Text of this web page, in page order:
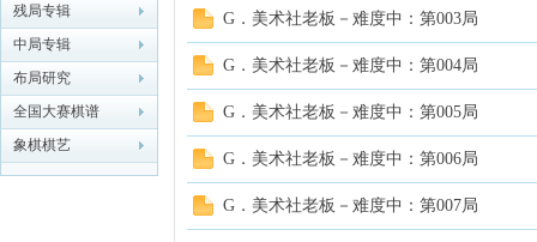
象棋
残局专辑
中局专辑
布局研究
全国大赛棋谱
象棋棋艺
G．美术社老板－难度中：第003局
G．美术社老板－难度中：第004局
G．美术社老板－难度中：第005局
G．美术社老板－难度中：第006局
G．美术社老板－难度中：第007局